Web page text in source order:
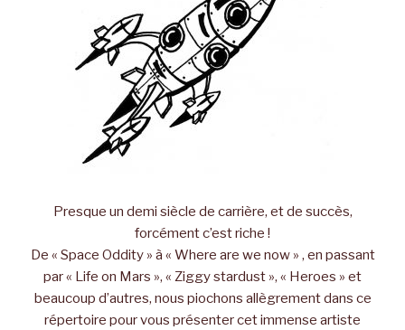
Presque un demi siècle de carrière, et de succès,
forcément c’est riche !
De « Space Oddity » à « Where are we now » , en passant
par « Life on Mars », « Ziggy stardust », « Heroes » et
beaucoup d’autres, nous piochons allègrement dans ce
répertoire pour vous présenter cet immense artiste